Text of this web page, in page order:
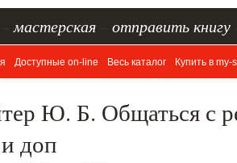
мастерская отправить книгу
Доступные on-line Весь каталог Купить в my-
Ю. Б. Общаться с
доп